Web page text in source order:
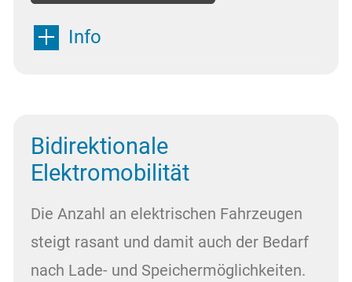
Info
Bidirektionale
Elektromobilität
Die Anzahl an elektrischen Fahrzeugen
steigt rasant und damit auch der Bedarf
nach Lade- und Speichermöglichkeiten.